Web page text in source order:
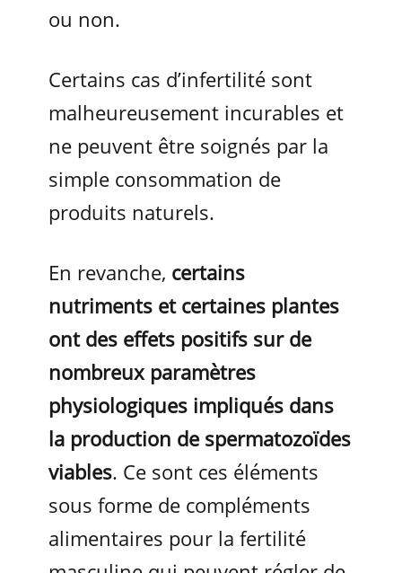
ou non.
Certains cas d’infertilité sont
malheureusement incurables et
ne peuvent être soignés par la
simple consommation de
produits naturels.
En revanche, certains
nutriments et certaines plantes
ont des effets positifs sur de
nombreux paramètres
physiologiques impliqués dans
la production de spermatozoïdes
viables. Ce sont ces éléments
sous forme de compléments
alimentaires pour la fertilité